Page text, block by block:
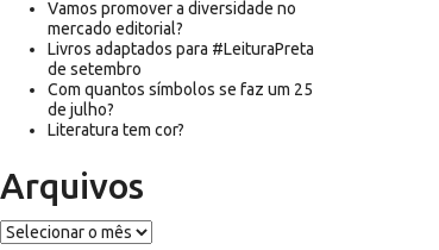
Vamos promover a diversidade no
mercado editorial?
Livros adaptados para #LeituraPreta
de setembro
Com quantos símbolos se faz um 25
de julho?
Literatura tem cor?
Arquivos
Arquivos